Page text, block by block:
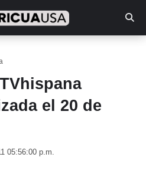
el 20 de
05:56:00 p.m.